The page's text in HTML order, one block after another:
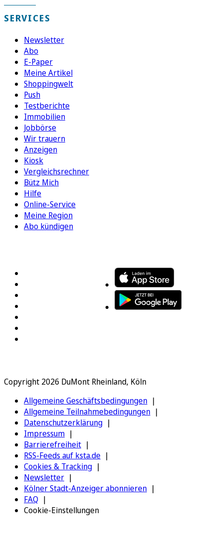
SERVICES
Newsletter
Abo
E-Paper
Meine Artikel
Shoppingwelt
Push
Testberichte
Immobilien
Jobbörse
Wir trauern
Anzeigen
Kiosk
Vergleichsrechner
Bütz Mich
Hilfe
Online-Service
Meine Region
Abo kündigen
Copyright 2026 DuMont Rheinland, Köln
Allgemeine Geschäftsbedingungen
Allgemeine Teilnahmebedingungen
Datenschutzerklärung
Impressum
Barrierefreiheit
RSS-Feeds auf ksta.de
Cookies & Tracking
Newsletter
Kölner Stadt-Anzeiger abonnieren
FAQ
Cookie-Einstellungen